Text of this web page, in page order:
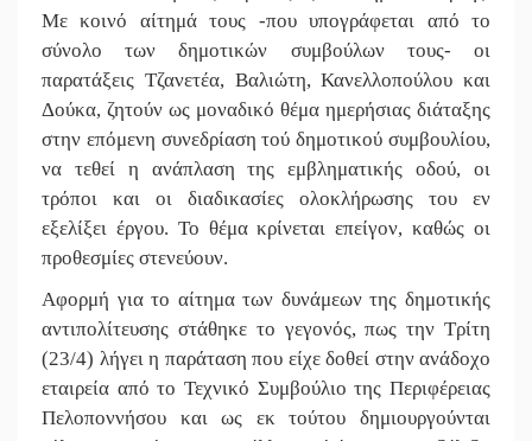
Με κοινό αίτημά τους -που υπογράφεται από το
σύνολο των δημοτικών συμβούλων τους- οι
παρατάξεις Τζανετέα, Βαλιώτη, Κανελλοπούλου και
Δούκα, ζητούν ως μοναδικό θέμα ημερήσιας διάταξης
στην επόμενη συνεδρίαση τού δημοτικού συμβουλίου,
να τεθεί η ανάπλαση της εμβληματικής οδού, οι
τρόποι και οι διαδικασίες ολοκλήρωσης του εν
εξελίξει έργου. Το θέμα κρίνεται επείγον, καθώς οι
προθεσμίες στενεύουν.
Αφορμή για το αίτημα των δυνάμεων της δημοτικής
αντιπολίτευσης στάθηκε το γεγονός, πως την Τρίτη
(23/4) λήγει η παράταση που είχε δοθεί στην ανάδοχο
εταιρεία από το Τεχνικό Συμβούλιο της Περιφέρειας
Πελοποννήσου και ως εκ τούτου δημιουργούνται